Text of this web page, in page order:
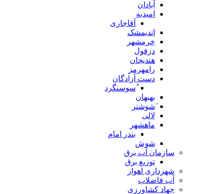
آبادان
امیدیه
آقاجاری
اندیمشک
خرمشهر
دزفول
هندیجان
رامهرمز
دست آزادگان
ُسوسنگرد
بهبهان
َشوشتر
لالی
ماهشهر
بندر امام
شوش
سازمان آب برق
توزیع برق
شهرداری اهواز
آب فاضلاب
جهاد کشاورزی